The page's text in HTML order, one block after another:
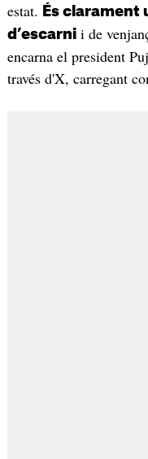
estat.
És
d’escarnii de
encarna el president
través d'X, carregant